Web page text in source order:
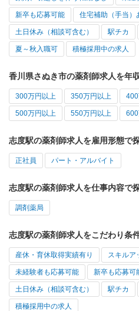
新卒も応募可能 住宅補助（手当）
土日休み（相談可含む） 駅チカ
夏～秋入職可 積極採用中の求人
香川県さぬき市の薬剤師求人を年
300万円以上 350万円以上
500万円以上 550万円以上
志度駅の薬剤師求人を雇用形態で
正社員 パート・アルバイト
志度駅の薬剤師求人を仕事内容で
調剤薬局
志度駅の薬剤師求人をこだわり条
産休・育休取得実績有り スキルア
未経験者も応募可能 新卒も応募可
土日休み（相談可含む） 駅チカ
積極採用中の求人